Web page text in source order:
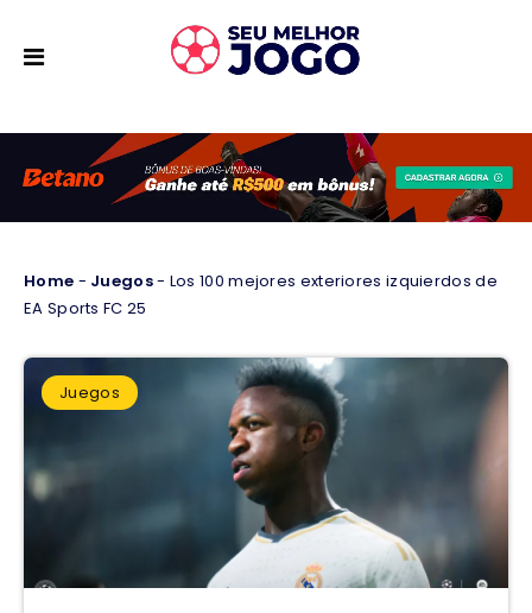
Home - Juegos- Los 100 mejores exteriores izquierdos de
EA Sports FC 25
Juegos